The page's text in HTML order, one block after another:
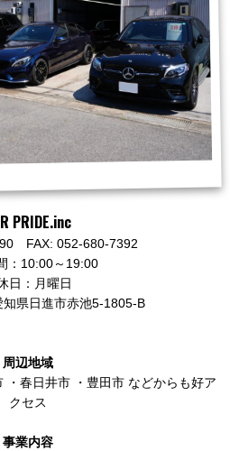
PRIDE.inc
FAX: 052-680-7392
：10:00～19:00
日：月曜日
知県日進市赤池5-1805-B
周辺地域
・ 春日井市 ・ 豊田市 などからも好ア
クセス
事業内容